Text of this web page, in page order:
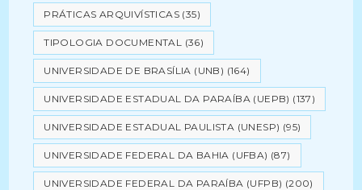
PRÁTICAS ARQUIVÍSTICAS (35)
TIPOLOGIA DOCUMENTAL (36)
UNIVERSIDADE DE BRASÍLIA (UNB) (164)
UNIVERSIDADE ESTADUAL DA PARAÍBA (UEPB) (137)
UNIVERSIDADE ESTADUAL PAULISTA (UNESP) (95)
UNIVERSIDADE FEDERAL DA BAHIA (UFBA) (87)
UNIVERSIDADE FEDERAL DA PARAÍBA (UFPB) (200)